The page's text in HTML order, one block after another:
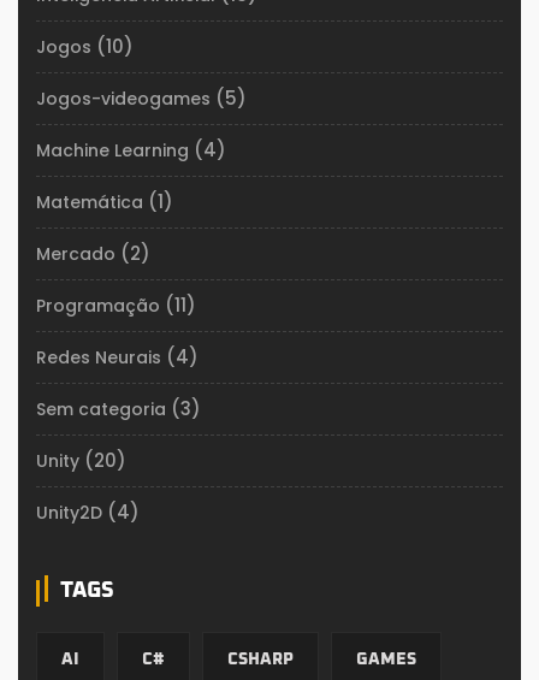
Jogos (10)
Jogos-videogames (5)
Machine Learning (4)
Matemática (1)
Mercado (2)
Programação (11)
Redes Neurais (4)
Sem categoria (3)
Unity (20)
Unity2D (4)
TAGS
AI C# CSHARP GAMES